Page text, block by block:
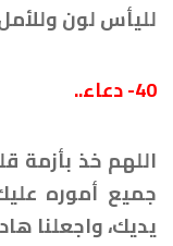
لليأس لون
40- دعاء..
اللهم خذ بأزمة
جميع أموره
يديك، واجعلنا